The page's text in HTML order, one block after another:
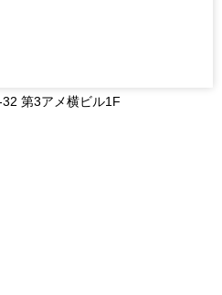
第3アメ横ビル1F